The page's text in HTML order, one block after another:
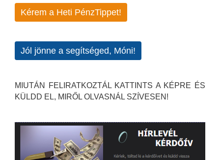
Kérem a Heti PénzTippet!
Jól jönne a segítséged, Móni!
MIUTÁN FELIRATKOZTÁL KATTINTS A KÉPRE ÉS
KÜLDD EL, MIRŐL OLVASNÁL SZÍVESEN!